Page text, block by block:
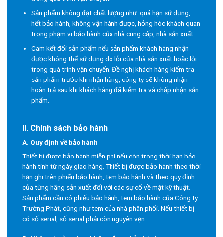
Sản phẩm không đạt chất lượng như: quá hạn sử dụng,
hết bảo hành, không vận hành được, hỏng hóc khách quan
trong phạm vi bảo hành của nhà cung cấp, nhà sản xuất…
Cam kết đổi sản phẩm nếu sản phẩm khách hàng nhận
được không thể sử dụng do lỗi của nhà sản xuất hoặc lỗi
trong quá trình vận chuyển. Đề nghị khách hàng kiểm tra
sản phẩm trước khi nhận hàng, công ty sẽ không nhận
hoàn trả sau khi khách hàng đã kiểm tra và chấp nhận sản
phẩm.
II. Chính sách bảo hành
A. Quy định về bảo hành
Thiết bị được bảo hành miễn phí nếu còn trong thời hạn bảo
hành tính từ ngày giao hàng. Thiết bị được bảo hành theo thời
hạn ghi trên phiếu bảo hành, tem bảo hành và theo quy định
của từng hãng sản xuất đối với các sự cố về mặt kỹ thuật.
Sản phẩm cần có phiếu bảo hành, tem bảo hành của Công ty
Trường Phát, cũng như tem của nhà phân phối. Nếu thiết bị
có số serial, số serial phải còn nguyên vẹn.